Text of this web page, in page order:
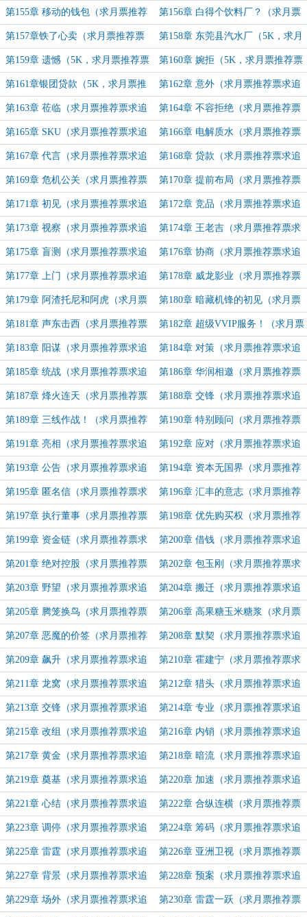
国！（求月票推荐票求追读） 票推荐票求追读）
第155章 移动的钱包（求月票推荐
票求追读）
第156章 白得个饮料厂？（求月票
推荐票求追读）
第157章铁了心卖（求月票推荐票
求追读）
第158章 东莞县汽水厂（5K，求月
票推荐票求追读）
第159章 遗憾（5K，求月票推荐票
求追读）
第160章 婉拒（5K，求月票推荐票
求追读）
第161章银团贷款（5K，求月票推
荐票求追订！）
第162章 意外（求月票推荐票求追
订！）
第163章 莅临（求月票推荐票求追
订！）
第164章 不容拒绝（求月票推荐票
求追订！）
第165章 SKU（求月票推荐票求追
订！）
第166章 电解质水（求月票推荐票
求追订！）
第167章 代言（求月票推荐票求追
订！）
第168章 贷款（求月票推荐票求追
订！）
第169章 危机公关（求月票推荐票
求追订！）
第170章 提前布局（求月票推荐票
求追订！）
第171章 初见（求月票推荐票求追
订！）
第172章 竞品（求月票推荐票求追
订！）
第173章 视察（求月票推荐票求追
订！）
第174章 王老吉（求月票推荐票求
追订！）
第175章 盲测（求月票推荐票求追
订！）
第176章 协商（求月票推荐票求追
订！）
第177章 上门（求月票推荐票求追
订！）
第178章 威龙影业（求月票推荐票
求追订！）
第179章 阿渣托尼和阿虎（求月票
推荐票求追订！）
第180章 暗藏机锋的初见（求月票
推荐票求追订！）
第181章 声东击西（求月票推荐票
求追订！）
第182章 超级VVIP服务！（求月票
推荐票求追订！）
第183章 阳谋（求月票推荐票求追
订！）
第184章 对策（求月票推荐票求追
订！）
第185章 统战（求月票推荐票求追
订！）
第186章 华润相邀（求月票推荐票
求追订！）
第187章 烽火连天（求月票推荐票
求追订！）
第188章 交锋（求月票推荐票求追
订！）
第189章 三线作战！（求月票推荐
票求追订！）
第190章 特别顾问（求月票推荐票
求追订！）
第191章 亮相（求月票推荐票求追
订！）
第192章 应对（求月票推荐票求追
订！）
第193章 公告（求月票推荐票求追
订！）
第194章 资本无国界（求月票推荐
票求追订！）
第195章 匿名信（求月票推荐票求
追订！）
第196章 汇丰的意志（求月票推荐
票求追订！）
第197章 执行董事（求月票推荐票
求追订！）
第198章 优先购买权（求月票推荐
票求追订！）
第199章 资金链（求月票推荐票求
追订！）
第200章 借钱（求月票推荐票求追
订！）
第201章 绝对控股（求月票推荐票
求追订！）
第202章 包玉刚（求月票推荐票求
追订！）
第203章 野望（求月票推荐票求追
订！）
第204章 搬迁（求月票推荐票求追
订！）
第205章 腾笼换鸟（求月票推荐票
求追订！）
第206章 高果糖玉米糖浆（求月票
推荐票求追订！）
第207章 恶魔的价签（求月票推荐
票求追订！）
第208章 默契（求月票推荐票求追
订！）
第209章 飙升（求月票推荐票求追
订！）
第210章 霍建宁（求月票推荐票求
追订！）
第211章 龙窝（求月票推荐票求追
订！）
第212章 猎头（求月票推荐票求追
订！）
第213章 交锋（求月票推荐票求追
订！）
第214章 专业（求月票推荐票求追
订！）
第215章 改组（求月票推荐票求追
订！）
第216章 内销（求月票推荐票求追
订！）
第217章 黄金（求月票推荐票求追
订！）
第218章 暗流（求月票推荐票求追
订！）
第219章 奠基（求月票推荐票求追
订！）
第220章 加速（求月票推荐票求追
订！）
第221章 心结（求月票推荐票求追
订！）
第222章 合纵连横（求月票推荐票
求追订！）
第223章 调停（求月票推荐票求追
订！）
第224章 筹码（求月票推荐票求追
订！）
第225章 雷霆（求月票推荐票求追
订！）
第226章 亚洲卫视（求月票推荐票
求追订！）
第227章 背景（求月票推荐票求追
订！）
第228章 预案（求月票推荐票求追
订！）
第229章 场外（求月票推荐票求追 第230章 雷霆一跃（求月票推荐票